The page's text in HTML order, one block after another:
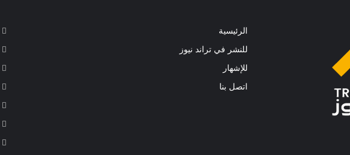
الرئيسية
للنشر في تراند نيوز
للإشهار
اتصل بنا